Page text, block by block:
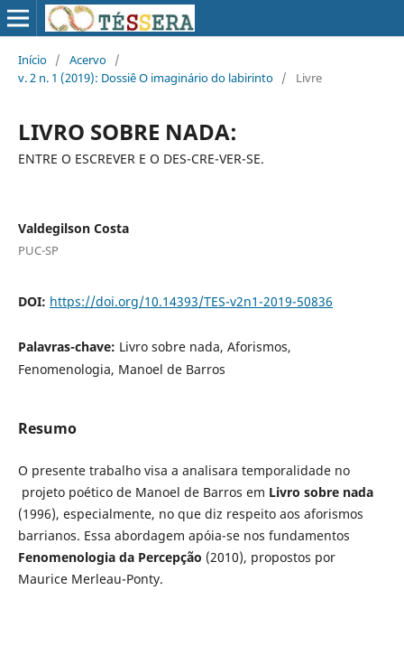
Início / Acervo /
v. 2 n. 1 (2019): Dossiê O imaginário do labirinto / Livre
LIVRO SOBRE NADA:
ENTRE O ESCREVER E O DES-CRE-VER-SE.
Valdegilson Costa
PUC-SP
DOI: https://doi.org/10.14393/TES-v2n1-2019-50836
Palavras-chave: Livro sobre nada, Aforismos,
Fenomenologia, Manoel de Barros
Resumo
O presente trabalho visa a analisara temporalidade no
projeto poético de Manoel de Barros em Livro sobre nada
(1996), especialmente, no que diz respeito aos aforismos
barrianos. Essa abordagem apóia-se nos fundamentos
Fenomenologia da Percepção (2010), propostos por
Maurice Merleau-Ponty.